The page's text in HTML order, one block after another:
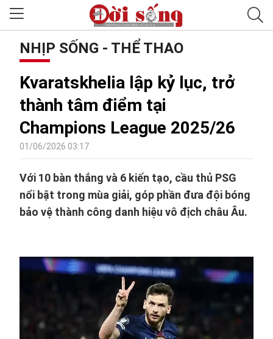
NHỊP SỐNG - THỂ THAO
Kvaratskhelia lập kỷ lục, trở
thành tâm điểm tại
Champions League 2025/26
01/06/2026 03:17
Với 10 bàn thắng và 6 kiến tạo, cầu thủ PSG
nổi bật trong mùa giải, góp phần đưa đội bóng
bảo vệ thành công danh hiệu vô địch châu Âu.